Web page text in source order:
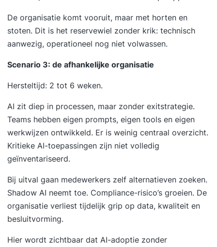
De organisatie komt vooruit, maar met horten en
stoten. Dit is het reservewiel zonder krik: technisch
aanwezig, operationeel nog niet volwassen.
Scenario 3: de afhankelijke organisatie
Hersteltijd: 2 tot 6 weken.
AI zit diep in processen, maar zonder exitstrategie.
Teams hebben eigen prompts, eigen tools en eigen
werkwijzen ontwikkeld. Er is weinig centraal overzicht.
Kritieke AI-toepassingen zijn niet volledig
geïnventariseerd.
Bij uitval gaan medewerkers zelf alternatieven zoeken.
Shadow AI neemt toe. Compliance-risico’s groeien. De
organisatie verliest tijdelijk grip op data, kwaliteit en
besluitvorming.
Hier wordt zichtbaar dat AI-adoptie zonder